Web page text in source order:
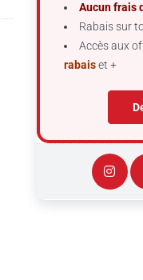
Aucun frais
Rabais sur
Accès aux
rabaiset +